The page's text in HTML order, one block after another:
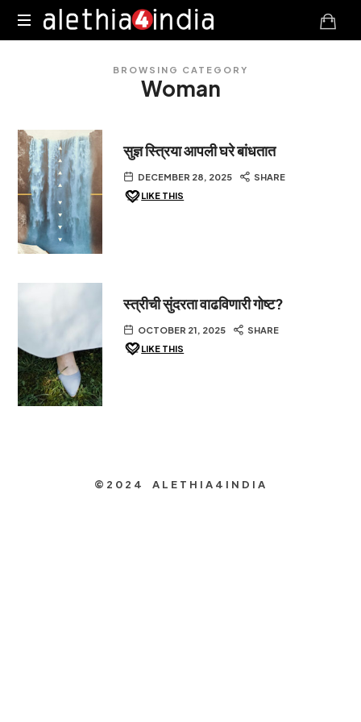
Alethia4India
BROWSING CATEGORY
Woman
सुज्ञ स्त्रिया आपली घरे बांधतात
DECEMBER 28, 2025
SHARE
LIKE THIS
स्त्रीची सुंदरता वाढविणारी गोष्ट?
OCTOBER 21, 2025
SHARE
LIKE THIS
©2024 ALETHIA4INDIA